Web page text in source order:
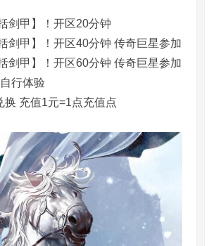
剑甲】！开区20分钟
剑甲】！开区40分钟 传奇巨星参加
剑甲】！开区60分钟 传奇巨星参加
行体验
充值1元=1点充值点